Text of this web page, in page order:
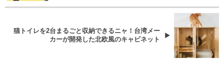
猫トイレを2台まるごと収納できるニャ！台湾メー
カーが開発した北欧風のキャビネット